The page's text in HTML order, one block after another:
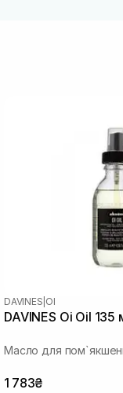
DAVINES OI
DAVINES Oi Oil 135
Масло для
1 783₴